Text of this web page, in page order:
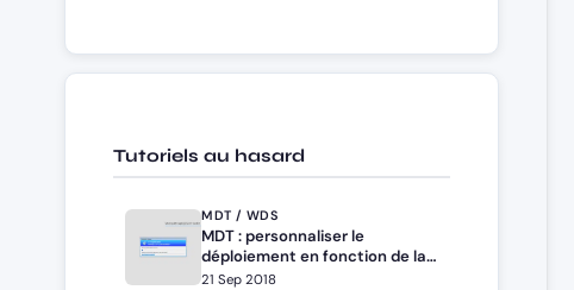
Tutoriels au hasard
MDT / WDS
MDT : personnaliser le
déploiement en fonction de la
séquence avec
21 Sep 2018